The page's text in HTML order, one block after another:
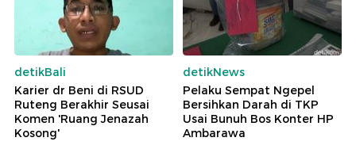
detikBali
Karier dr Beni di RSUD
Ruteng Berakhir Seusai
Komen 'Ruang Jenazah
Kosong'
detikNews
Pelaku Sempat Ngepel
Bersihkan Darah di TKP
Usai Bunuh Bos Konter HP
Ambarawa